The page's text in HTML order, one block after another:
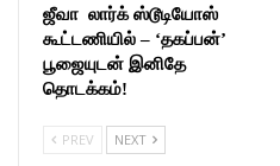
ஜீவா லார்க் ஸ்டூடியோஸ்
கூட்டணியில் – ‘தகப்பன்’
பூஜையுடன் இனிதே
தொடக்கம்!
PREV NEXT